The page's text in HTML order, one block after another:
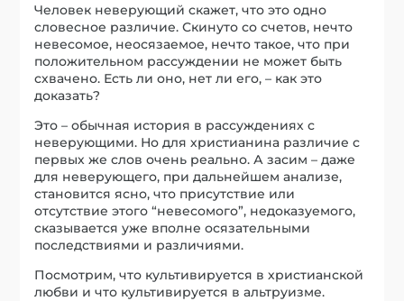
Человек неверующий скажет, что это одно
словесное различие. Скинуто со счетов, нечто
невесомое, неосязаемое, нечто такое, что при
положительном рассуждении не может быть
схвачено. Есть ли оно, нет ли его, – как это
доказать?
Это – обычная история в рассуждениях с
неверующими. Но для христианина различие с
первых же слов очень реально. А засим – даже
для неверующего, при дальнейшем анализе,
становится ясно, что присутствие или
отсутствие этого “невесомого”, недоказуемого,
сказывается уже вполне осязательными
последствиями и различиями.
Посмотрим, что культивируется в христианской
любви и что культивируется в альтруизме.